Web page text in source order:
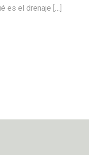
es el drenaje […]